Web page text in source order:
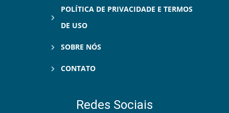
POLÍTICA DE PRIVACIDADE E TERMOS
DE USO
SOBRE NÓS
CONTATO
Redes Sociais